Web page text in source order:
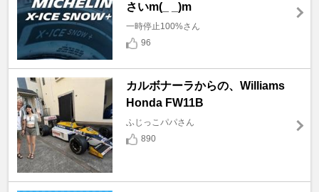
さいm(_ _)m
一時停止100%さん
96
カルボナーラからの、Williams
Honda FW11B
ふじっこパパさん
890